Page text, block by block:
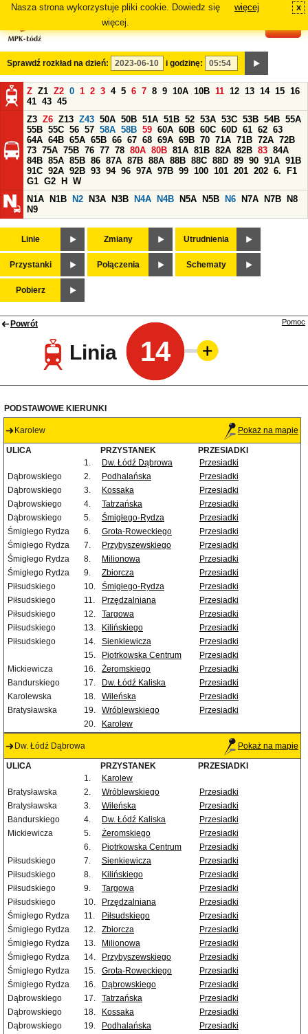
Nasza strona wykorzystuje pliki cookie. Dowiedz się
więcej.
więcej x
Sprawdź rozkład na dzień: i godzinę:
Z Z1 Z2 0 1 2 3 4 5 6 7 8 9 10A 10B 11 12 13 14 15 16
41 43 45
Z3 Z6 Z13 Z43 50A 50B 51A 51B 52 53A 53C 53B 54B 55A
55B 55C 56 57 58A 58B 59 60A 60B 60C 60D 61 62 63
64A 64B 65A 65B 66 67 68 69A 69B 70 71A 71B 72A 72B
73 75A 75B 76 77 78 80A 80B 81A 81B 82A 82B 83 84A
84B 85A 85B 86 87A 87B 88A 88B 88C 88D 89 90 91A 91B
91C 92A 92B 93 94 96 97A 97B 99 100 101 201 202 6.
F1
G1 G2 H
W
N1A
N1B N2 N3A N3B N4A N4B N5A N5B N6 N7A N7B
N8
N9
Linie Zmiany Utrudnienia
Przystanki Połączenia Schematy
Pobierz
Powrót
Linia 14
Pomoc
PODSTAWOWE KIERUNKI
Karolew Pokaż na mapie
ULICA PRZYSTANEK
PRZESIADKI
1.
Dw. Łódź Dąbrowa
Przesiadki
Dąbrowskiego
2. Podhalańska
Przesiadki
Dąbrowskiego
3. Kossaka
Przesiadki
Dąbrowskiego
4. Tatrzańska
Przesiadki
Dąbrowskiego
5. Śmigłego-Rydza
Przesiadki
Śmigłego Rydza
6. Grota-Roweckiego
Przesiadki
Śmigłego Rydza
7. Przybyszewskiego
Przesiadki
Śmigłego Rydza
8. Milionowa
Przesiadki
Śmigłego Rydza
9. Zbiorcza
Przesiadki
Piłsudskiego
10. Śmigłego-Rydza
Przesiadki
Piłsudskiego
11. Przędzalniana
Przesiadki
Piłsudskiego
12. Targowa
Przesiadki
Piłsudskiego
13. Kilińskiego
Przesiadki
Piłsudskiego
14. Sienkiewicza
Przesiadki
15.
Piotrkowska Centrum
Przesiadki
Mickiewicza
16. Żeromskiego
Przesiadki
Bandurskiego
17. Dw. Łódź Kaliska
Przesiadki
Karolewska
18. Wileńska
Przesiadki
Bratysławska
19. Wróblewskiego
Przesiadki
20.
Karolew
Dw. Łódź Dąbrowa Pokaż na mapie
ULICA PRZYSTANEK
PRZESIADKI
1.
Karolew
Bratysławska
2. Wróblewskiego
Przesiadki
Bratysławska
3. Wileńska
Przesiadki
Bandurskiego
4. Dw. Łódź Kaliska
Przesiadki
Mickiewicza
5. Żeromskiego
Przesiadki
6.
Piotrkowska Centrum
Przesiadki
Piłsudskiego
7. Sienkiewicza
Przesiadki
Piłsudskiego
8. Kilińskiego
Przesiadki
Piłsudskiego
9. Targowa
Przesiadki
Piłsudskiego
10. Przędzalniana
Przesiadki
Śmigłego Rydza
11. Piłsudskiego
Przesiadki
Śmigłego Rydza
12. Zbiorcza
Przesiadki
Śmigłego Rydza
13. Milionowa
Przesiadki
Śmigłego Rydza
14. Przybyszewskiego
Przesiadki
Śmigłego Rydza
15. Grota-Roweckiego
Przesiadki
Śmigłego Rydza
16. Dąbrowskiego
Przesiadki
Dąbrowskiego
17. Tatrzańska
Przesiadki
Dąbrowskiego
18. Kossaka
Przesiadki
Dąbrowskiego
19. Podhalańska
Przesiadki